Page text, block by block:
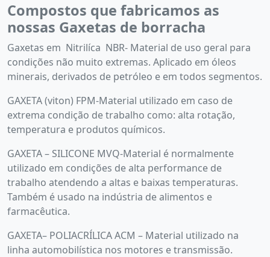
Compostos que fabricamos as
nossas Gaxetas de borracha
Gaxetas em Nitrilíca NBR- Material de uso geral para
condições não muito extremas. Aplicado em óleos
minerais, derivados de petróleo e em todos segmentos.
GAXETA (viton) FPM-Material utilizado em caso de
extrema condição de trabalho como: alta rotação,
temperatura e produtos químicos.
GAXETA – SILICONE MVQ-Material é normalmente
utilizado em condições de alta performance de
trabalho atendendo a altas e baixas temperaturas.
Também é usado na indústria de alimentos e
farmacêutica.
GAXETA– POLIACRÍLICA ACM – Material utilizado na
linha automobilística nos motores e transmissão.